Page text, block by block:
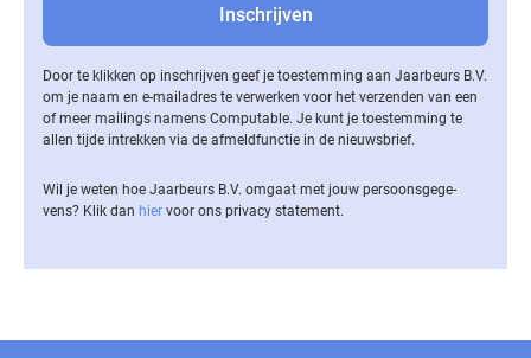
Door te klikken op inschrijven geef je toestemming aan Jaarbeurs B.V.
om je naam en e-mailadres te verwerken voor het verzenden van een
of meer mailings namens Computable. Je kunt je toestemming te
allen tijde intrekken via de af­meld­func­tie in de nieuwsbrief.
Wil je weten hoe Jaarbeurs B.V. omgaat met jouw per­soons­ge­ge­
vens? Klik dan hier voor ons privacy statement.